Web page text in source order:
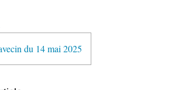
du 14 mai 2025